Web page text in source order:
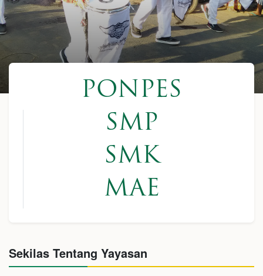
PONPES
SMP
SMK
MAE
Sekilas Tentang Yayasan